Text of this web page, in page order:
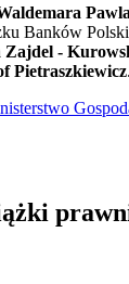
Banków
Zajdel -
Pietraszkiewicz.